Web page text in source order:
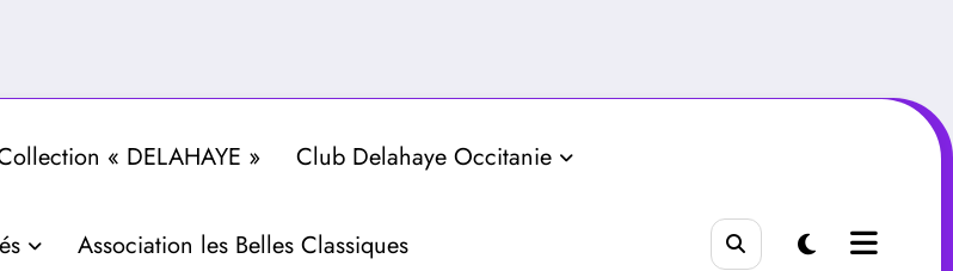
« DELAHAYE » Club Delahaye Occitanie
Association les Belles Classiques